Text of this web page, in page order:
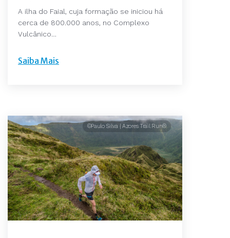
A ilha do Faial, cuja formação se iniciou há
cerca de 800.000 anos, no Complexo
Vulcânico…
Saiba Mais
©Paulo Silva | Azores Trail Run®